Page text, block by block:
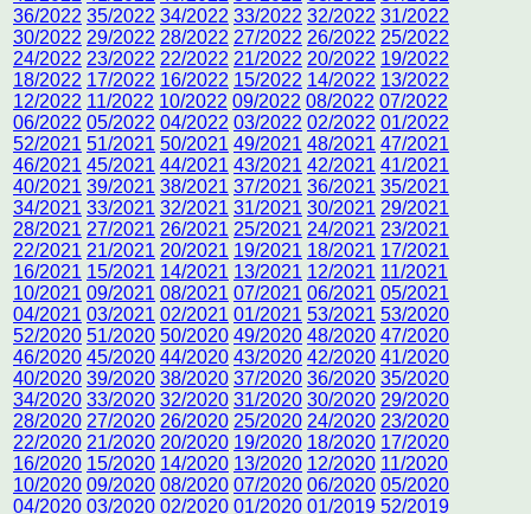
36/2022 35/2022 34/2022 33/2022 32/2022 31/2022
30/2022 29/2022 28/2022 27/2022 26/2022 25/2022
24/2022 23/2022 22/2022 21/2022 20/2022 19/2022
18/2022 17/2022 16/2022 15/2022 14/2022 13/2022
12/2022 11/2022 10/2022 09/2022 08/2022 07/2022
06/2022 05/2022 04/2022 03/2022 02/2022 01/2022
52/2021 51/2021 50/2021 49/2021 48/2021 47/2021
46/2021 45/2021 44/2021 43/2021 42/2021 41/2021
40/2021 39/2021 38/2021 37/2021 36/2021 35/2021
34/2021 33/2021 32/2021 31/2021 30/2021 29/2021
28/2021 27/2021 26/2021 25/2021 24/2021 23/2021
22/2021 21/2021 20/2021 19/2021 18/2021 17/2021
16/2021 15/2021 14/2021 13/2021 12/2021 11/2021
10/2021 09/2021 08/2021 07/2021 06/2021 05/2021
04/2021 03/2021 02/2021 01/2021 53/2021 53/2020
52/2020 51/2020 50/2020 49/2020 48/2020 47/2020
46/2020 45/2020 44/2020 43/2020 42/2020 41/2020
40/2020 39/2020 38/2020 37/2020 36/2020 35/2020
34/2020 33/2020 32/2020 31/2020 30/2020 29/2020
28/2020 27/2020 26/2020 25/2020 24/2020 23/2020
22/2020 21/2020 20/2020 19/2020 18/2020 17/2020
16/2020 15/2020 14/2020 13/2020 12/2020 11/2020
10/2020 09/2020 08/2020 07/2020 06/2020 05/2020
04/2020 03/2020 02/2020 01/2020 01/2019 52/2019